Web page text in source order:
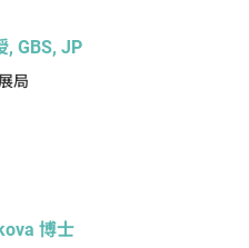
, GBS, JP
局
博士